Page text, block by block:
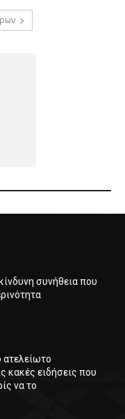
συνήθεια που
ατελείωτο
κακές ειδήσεις που
να το